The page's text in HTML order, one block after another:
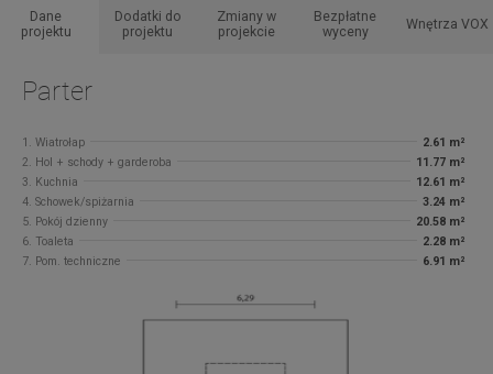
Dane
projektu
Dodatki do
projektu
Zmiany w
projekcie
Bezpłatne
wyceny
Wnętrza VOX
Parter
1. Wiatrołap
2.61 m²
2. Hol + schody + garderoba
11.77 m²
3. Kuchnia
12.61 m²
4. Schowek/spiżarnia
3.24 m²
5. Pokój dzienny
20.58 m²
6. Toaleta
2.28 m²
7. Pom. techniczne
6.91 m²